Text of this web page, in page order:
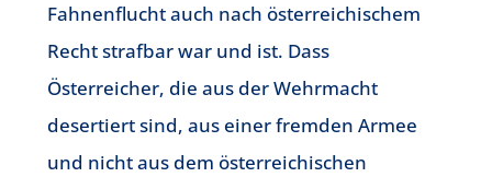
Fahnenflucht auch nach österreichischem
Recht strafbar war und ist. Dass
Österreicher, die aus der Wehrmacht
desertiert sind, aus einer fremden Armee
und nicht aus dem österreichischen